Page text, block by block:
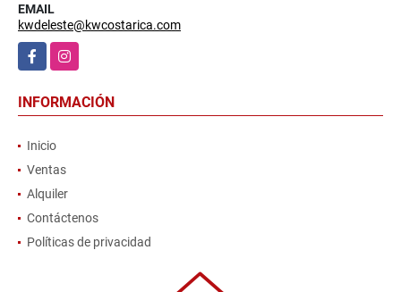
EMAIL
kwdeleste@kwcostarica.com
FacebookInstagram
INFORMACIÓN
Inicio
Ventas
Alquiler
Contáctenos
Políticas de privacidad